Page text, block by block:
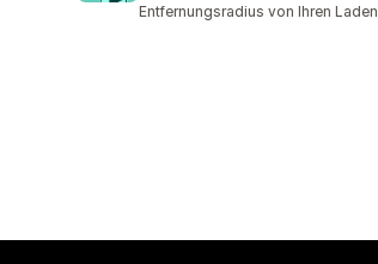
Entfernungsradius von Ihren Laden